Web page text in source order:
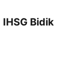
Bidik